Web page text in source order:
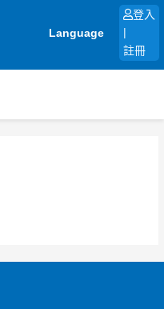
Language
登入
註冊